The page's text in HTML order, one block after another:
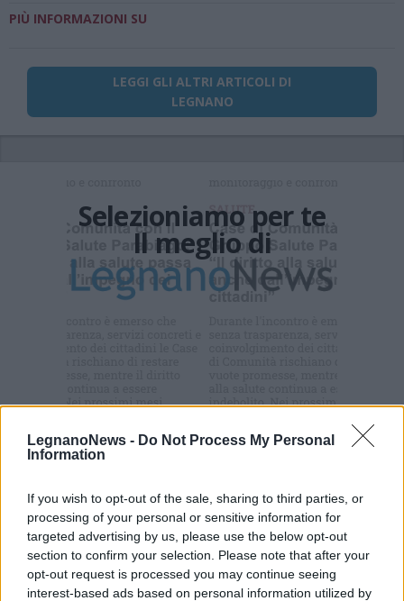
LegnanoNews - Do Not Process My Personal
Information
If you wish to opt-out of the sale, sharing to third parties, or
processing of your personal or sensitive information for
targeted advertising by us, please use the below opt-out
section to confirm your selection. Please note that after your
opt-out request is processed you may continue seeing
interest-based ads based on personal information utilized by
PIÙ INFORMAZIONI SU
LEGGI GLI ALTRI ARTICOLI DI
LEGNANO
Selezioniamo per te
Il meglio di
Commenti
L'email è richiesta ma non verrà mostrata ai visitatori. Il contenuto di questo
commento esprime il pensiero dell'autore e non rappresenta la linea editoriale
di VareseNews.it, che rimane autonoma e indipendente. I messaggi inclusi nei
commenti non sono testi giornalistici, ma post inviati dai singoli lettori che
possono essere automaticamente pubblicati senza filtro preventivo. I commenti
che includano uno o più link a siti esterni verranno rimossi in automatico dal
sistema.